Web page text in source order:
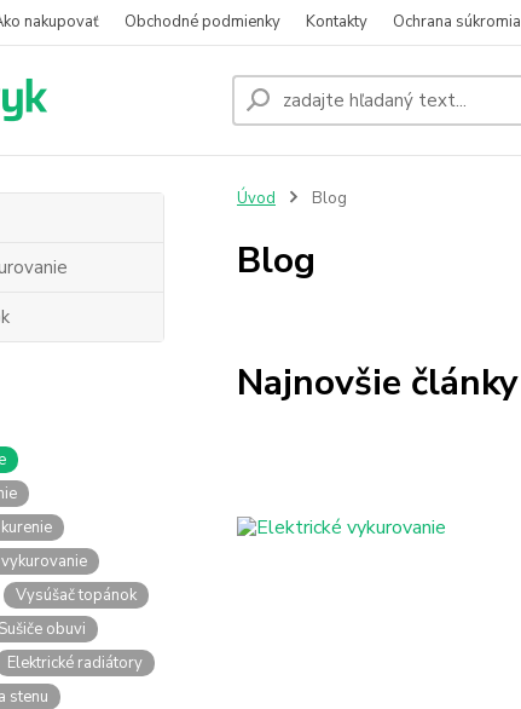
nakupovať Obchodné podmienky Kontakty Ochrana súkromia
Vysúšač topánok
Sušiče obuvi
Elektrické radiátory
stenu
Úvod Blog
Blog
Najnovšie články